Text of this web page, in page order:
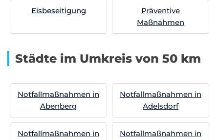
Eisbeseitigung
Präventive
Maßnahmen
Städte im Umkreis von 50 km
Notfallmaßnahmen in
Abenberg
Notfallmaßnahmen in
Adelsdorf
Notfallmaßnahmen in
Notfallmaßnahmen in